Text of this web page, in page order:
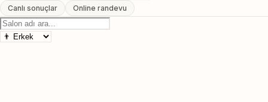
Canlı sonuçlar
Online randevu